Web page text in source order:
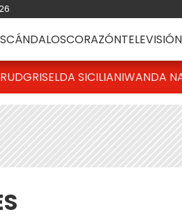
CORAZÓNTELEVISIÓN
GRISELDA SICILIANIWANDA